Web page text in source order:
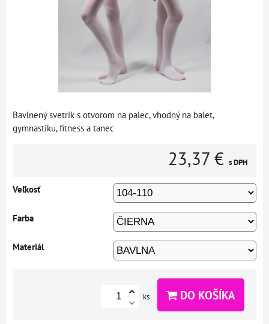
Bavlnený svetrík s otvorom na palec, vhodný na balet,
gymnastiku, fitness a tanec
23,37 € s DPH
Veľkosť
Farba
Materiál
ks DO KOŠÍKA